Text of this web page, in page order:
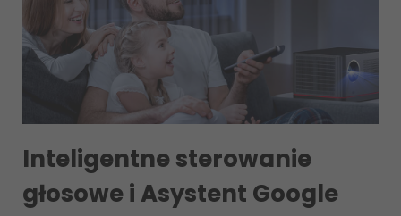
Inteligentne sterowanie
głosowe i Asystent Google